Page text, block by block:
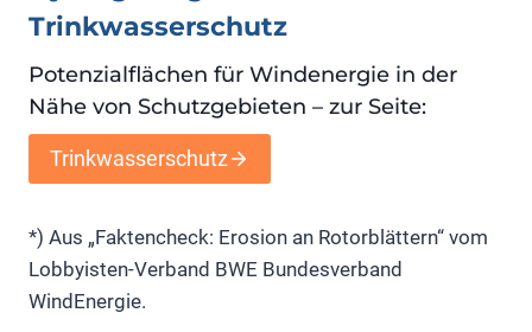
Trinkwasserschutz
Potenzialflächen für Windenergie in der
Nähe von Schutzgebieten – zur Seite:
Trinkwasserschutz
*) Aus „Faktencheck: Erosion an Rotorblättern“ vom
Lobbyisten-Verband BWE Bundesverband
WindEnergie.